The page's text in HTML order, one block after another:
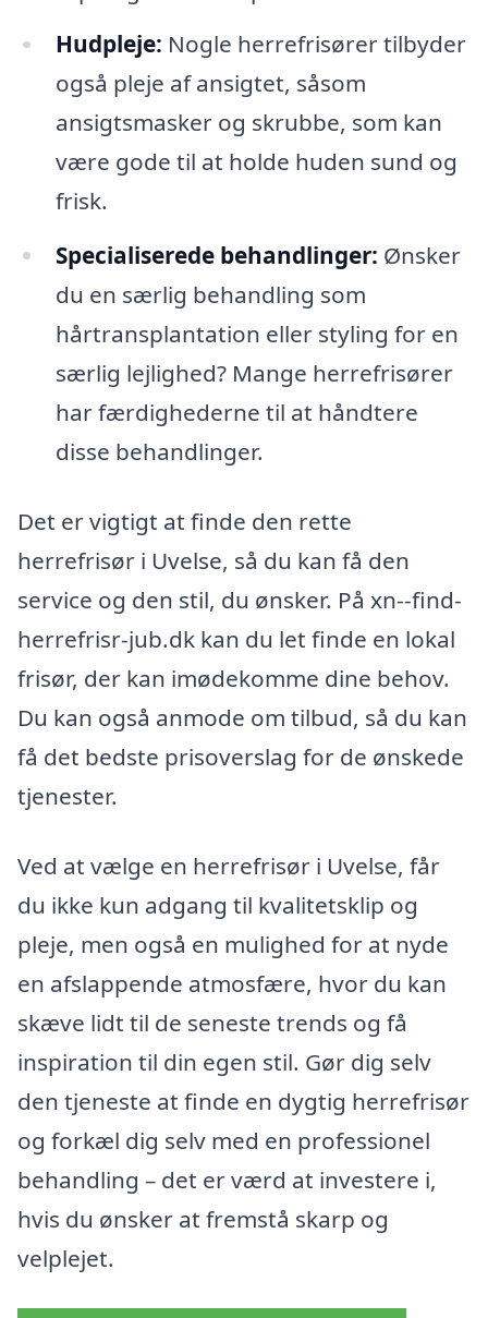
Hudpleje: Nogle herrefrisører tilbyder
også pleje af ansigtet, såsom
ansigtsmasker og skrubbe, som kan
være gode til at holde huden sund og
frisk.
Specialiserede behandlinger: Ønsker
du en særlig behandling som
hårtransplantation eller styling for en
særlig lejlighed? Mange herrefrisører
har færdighederne til at håndtere
disse behandlinger.
Det er vigtigt at finde den rette
herrefrisør i Uvelse, så du kan få den
service og den stil, du ønsker. På xn--find-
herrefrisr-jub.dk kan du let finde en lokal
frisør, der kan imødekomme dine behov.
Du kan også anmode om tilbud, så du kan
få det bedste prisoverslag for de ønskede
tjenester.
Ved at vælge en herrefrisør i Uvelse, får
du ikke kun adgang til kvalitetsklip og
pleje, men også en mulighed for at nyde
en afslappende atmosfære, hvor du kan
skæve lidt til de seneste trends og få
inspiration til din egen stil. Gør dig selv
den tjeneste at finde en dygtig herrefrisør
og forkæl dig selv med en professionel
behandling – det er værd at investere i,
hvis du ønsker at fremstå skarp og
velplejet.